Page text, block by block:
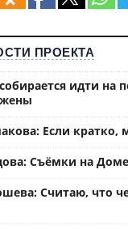
ПРОЕКТА
идти на
Если кратко,
Съёмки на
Считаю, что